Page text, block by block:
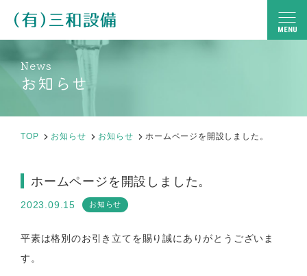
TOP
よくある質問
採用情報
MENU
News
お知らせ
TOP お知らせ お知らせ ホームページを開設しました。
ホームページを開設しました。
2023.09.15 お知らせ
平素は格別のお引き立てを賜り誠にありがとうございま
す。